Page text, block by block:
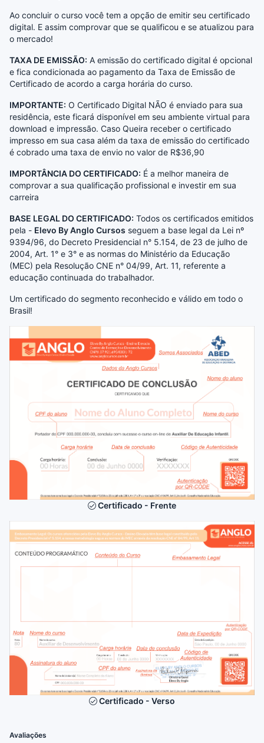
Ao concluir o curso você tem a opção de emitir seu certificado
digital. E assim comprovar que se qualificou e se atualizou para
o mercado!
TAXA DE EMISSÃO: A emissão do certificado digital é opcional
e fica condicionada ao pagamento da Taxa de Emissão de
Certificado de acordo a carga horária do curso.
IMPORTANTE: O Certificado Digital NÃO é enviado para sua
residência, este ficará disponível em seu ambiente virtual para
download e impressão. Caso Queira receber o certificado
impresso em sua casa além da taxa de emissão do certificado
é cobrado uma taxa de envio no valor de R$36,90
IMPORTÂNCIA DO CERTIFICADO: É a melhor maneira de
comprovar a sua qualificação profissional e investir em sua
carreira
BASE LEGAL DO CERTIFICADO: Todos os certificados emitidos
pela - Elevo By Anglo Cursos seguem a base legal da Lei nº
9394/96, do Decreto Presidencial n° 5.154, de 23 de julho de
2004, Art. 1° e 3° e as normas do Ministério da Educação
(MEC) pela Resolução CNE n° 04/99, Art. 11, referente a
educação continuada do trabalhador.
Um certificado do segmento reconhecido e válido em todo o
Brasil!
Certificado - Frente
Certificado - Verso
Avaliações